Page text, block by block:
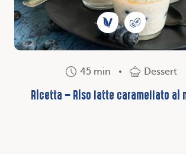
45 min Dessert
Ricetta – Riso latte caramellato ai